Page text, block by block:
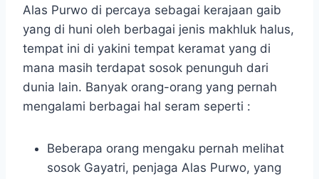
Alas Purwo di percaya sebagai kerajaan gaib
yang di huni oleh berbagai jenis makhluk halus,
tempat ini di yakini tempat keramat yang di
mana masih terdapat sosok penunguh dari
dunia lain. Banyak orang-orang yang pernah
mengalami berbagai hal seram seperti :
Beberapa orang mengaku pernah melihat
sosok Gayatri, penjaga Alas Purwo, yang